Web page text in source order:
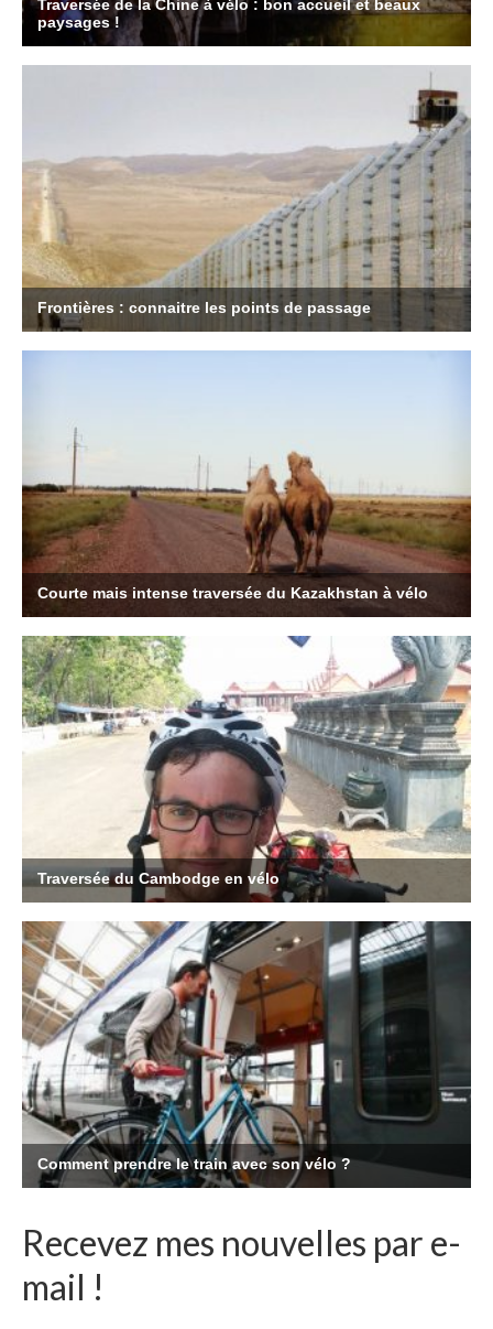
Recevez mes nouvelles par e-
mail !